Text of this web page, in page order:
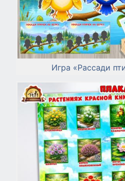
Игра «Рассади